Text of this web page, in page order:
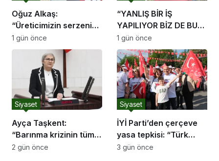
Oğuz Alkaş:
“Üreticimizin serzenişi
haklı, devletimizin
ekonomik mücadelesi
de ortadadır.”
1 gün önce
“YANLIŞ BİR İŞ
YAPILIYOR BİZ DE BU
YANLIŞ İŞ KARŞISINDA
TÜRK MİLLETİNİ
UYARMAYA DEVAM
EDECEĞİZ”
1 gün önce
Ayça Taşkent:
“Barınma krizinin tüm
boyutlarıyla
Siyaset
2 gün önce
İYİ Parti’den çerçeve
yasa tepkisi: “Türk
milletine hesap
Siyaset
3 gün önce